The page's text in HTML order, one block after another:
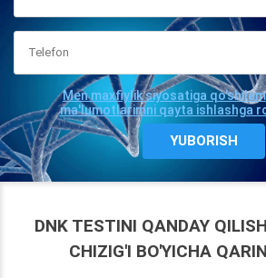
Men maxfiylik siyosatiga
ma'lumotlarimni qayta ishlashga
DNK TESTINI QANDAY
CHIZIG'I BO'YICHA